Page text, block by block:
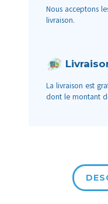
Nous acceptons
livraison.
La livraison est
dont le montant